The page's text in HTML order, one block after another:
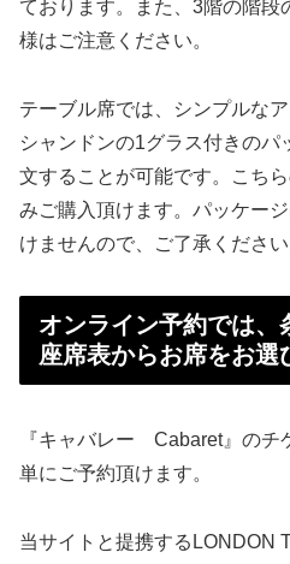
ております。また、3階の階段
様はご注意ください。
テーブル席では、シンプルな
シャンドンの1グラス付きのパ
文することが可能です。こち
みご購入頂けます。パッケー
けませんので、ご了承ください
オンライン予約では、
座席表からお席をお選
『キャバレー Cabaret』のチ
単にご予約頂けます。
当サイトと提携するLONDON